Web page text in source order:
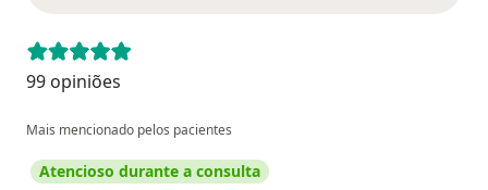
99 opiniões
Mais mencionado pelos pacientes
Atencioso durante a consulta